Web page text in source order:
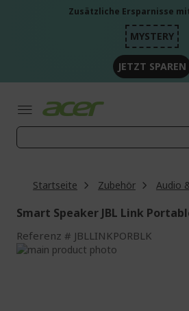
Zusätzliche Ersparnisse
MYSTERY
JETZT SPAREN
Startseite Zubehör Audio
Smart Speaker JBL Link
Referenz JBLLINKPORBLK
Zum